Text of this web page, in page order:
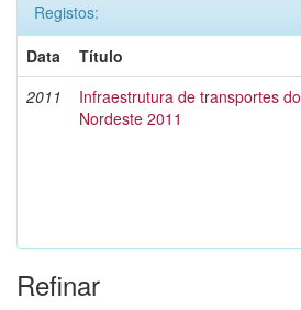
Registos:
Data
Título
2011
Infraestrutura de transportes do
Nordeste 2011
Refinar